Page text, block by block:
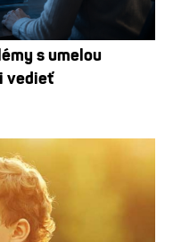
s umelou
vedieť